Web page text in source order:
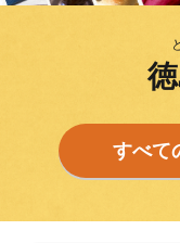
すべて